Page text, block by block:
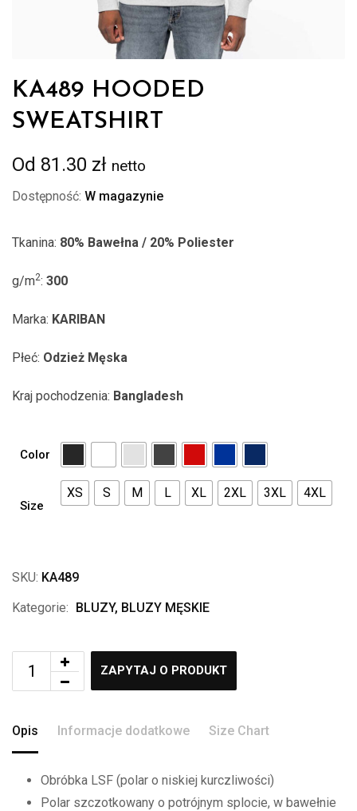
KA489 HOODED
SWEATSHIRT
Od 81.30 zł netto
Dostępność: W magazynie
Tkanina: 80% Bawełna / 20% Poliester
g/m2: 300
Marka: KARIBAN
Płeć: Odzież Męska
Kraj pochodzenia: Bangladesh
Color
Size
XS S M L XL 2XL 3XL 4XL
SKU: KA489
Kategorie: BLUZY, BLUZY MĘSKIE
ZAPYTAJ O PRODUKT
Opis Informacje dodatkowe Size Chart
Obróbka LSF (polar o niskiej kurczliwości)
Polar szczotkowany o potrójnym splocie, w bawełnie